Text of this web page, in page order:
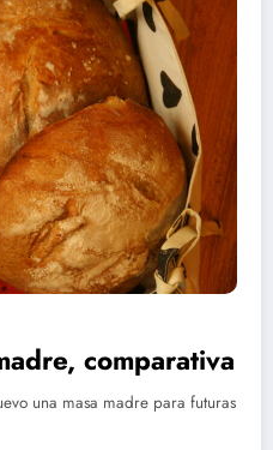
comparativa
una masa madre para futuras